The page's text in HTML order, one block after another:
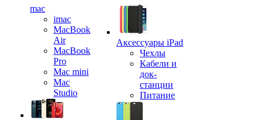
mac
imac
MacBook
Air
MacBook
Pro
Mac mini
Mac
Studio
Аксессуары iPad
Чехлы
Кабели и
док-
станции
Питание